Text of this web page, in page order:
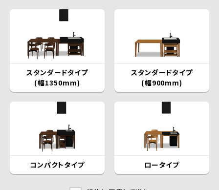
スタンダードタイプ
(幅1350mm)
スタンダードタイプ
(幅900mm)
コンパクトタイプ ロータイプ